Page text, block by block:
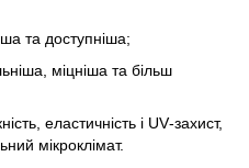
та доступніша;
міцніша та більш
еластичність і UV‑захист,
мікроклімат.